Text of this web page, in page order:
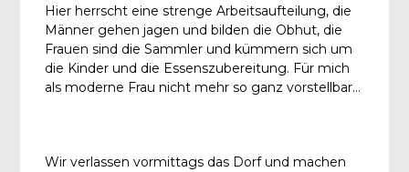
Hier herrscht eine strenge Arbeitsaufteilung, die
Männer gehen jagen und bilden die Obhut, die
Frauen sind die Sammler und kümmern sich um
die Kinder und die Essenszubereitung. Für mich
als moderne Frau nicht mehr so ganz vorstellbar…
Wir verlassen vormittags das Dorf und machen